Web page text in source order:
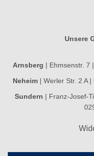
Unsere
Arnsberg | Ehmsenstr.
Neheim | Werler Str. 2 A
Sundern
| Franz-Josef-